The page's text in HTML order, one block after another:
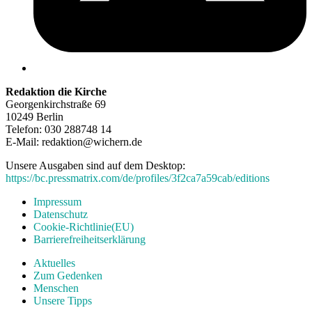
Redaktion die Kirche
Georgenkirchstraße 69
10249 Berlin
Telefon: 030 288748 14
E-Mail: redaktion@wichern.de
Unsere Ausgaben sind auf dem Desktop:
https://bc.pressmatrix.com/de/profiles/3f2ca7a59cab/editions
Impressum
Datenschutz
Cookie-Richtlinie(EU)
Barrierefreiheitserklärung
Aktuelles
Zum Gedenken
Menschen
Unsere Tipps